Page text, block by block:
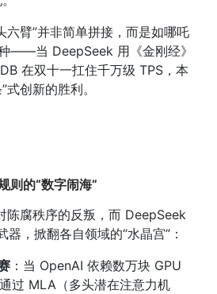
六臂”并非简单拼接，而是如哪吒
——当 DeepSeek 用《金刚经》
在双十一扛住千万级 TPS，本
式创新的胜利。
则的“数字闹海”
陈腐秩序的反叛，而 DeepSeek
，掀翻各自领域的“水晶宫”：
：当 OpenAI 依赖数万块 GPU
过 MLA（多头潜在注意力机